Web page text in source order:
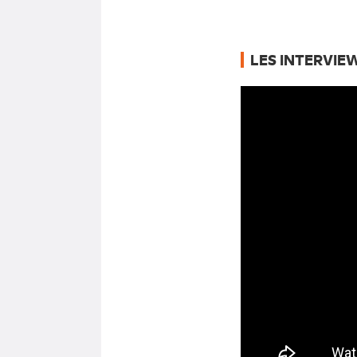
LES